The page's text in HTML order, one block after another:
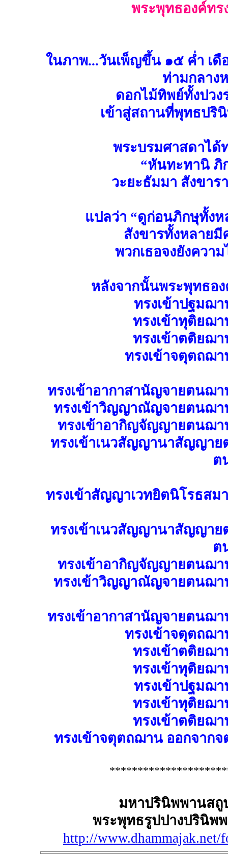
พระพุทธองค์ท
ในภาพ...วันเพ็ญขึ้น ๑๕ ค่ำ เดื
ท่ามกลาง
ดอกไม้ทิพย์ทั้งปวง
เข้าสู่สถานที่พุทธปริ
พระบรมศาสดาได้
“หันทะทานิ ภิ
วะยะธัมมา สังขาร
แปลว่า “ดูก่อนภิกษุทั้งห
สังขารทั้งหลายมี
พวกเธอจงยังควา
หลังจากนั้นพระพุทธอ
ทรงเข้าปฐมฌ
ทรงเข้าทุติยฌ
ทรงเข้าตติยฌ
ทรงเข้าจตุตถฌ
ทรงเข้าอากาสานัญจายตนฌ
ทรงเข้าวิญญาณัญจายตนฌ
ทรงเข้าอากิญจัญญายตนฌ
ทรงเข้าเนวสัญญานาสัญญา
ต
ทรงเข้าสัญญาเวทยิตนิโรธส
ทรงเข้าเนวสัญญานาสัญญา
ต
ทรงเข้าอากิญจัญญายตนฌ
ทรงเข้าวิญญาณัญจายตนฌ
ทรงเข้าอากาสานัญจายตนฌ
ทรงเข้าจตุตถฌ
ทรงเข้าตติยฌ
ทรงเข้าทุติยฌ
ทรงเข้าปฐมฌ
ทรงเข้าทุติยฌ
ทรงเข้าตติยฌ
ทรงเข้าจตุตถฌาน ออกจาก
มหาปรินิพพานสถู
พระพุทธรูปปางปรินิพ
http://